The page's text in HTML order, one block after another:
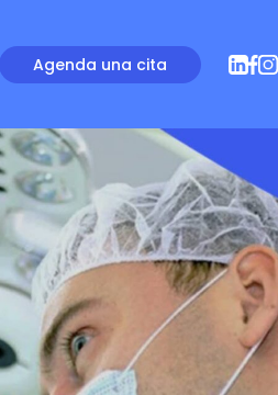
Agenda una cita